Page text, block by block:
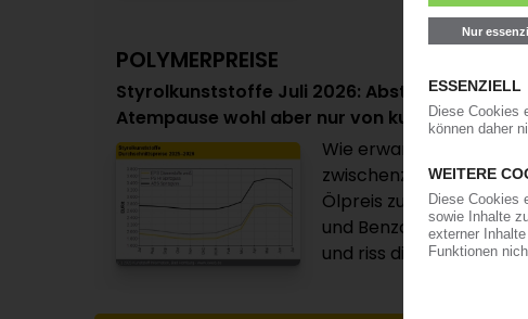
POLYMERPREISE
Styrolkunststoffe Juli 2026: Absturz der SM-
Atempause wohl aber nur von kurzer Dauer
Wie erwartet: Im Juli
zwischenzeitliche
Ölpreis zunächst
und Benzol rauschte
und riss die